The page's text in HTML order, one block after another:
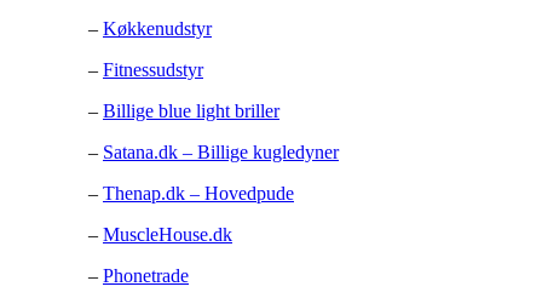
– Køkkenudstyr
– Fitnessudstyr
– Billige blue light briller
– Satana.dk – Billige kugledyner
– Thenap.dk – Hovedpude
– MuscleHouse.dk
– Phonetrade